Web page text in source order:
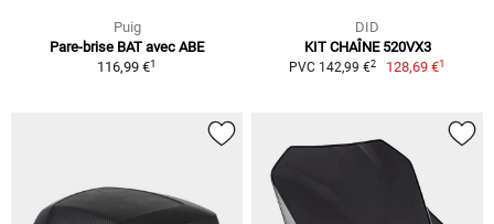
Puig
Pare-brise BAT avec ABE
116,99 €1
DID
KIT CHAÎNE 520VX3
PVC 142,99 €2 128,69 €1